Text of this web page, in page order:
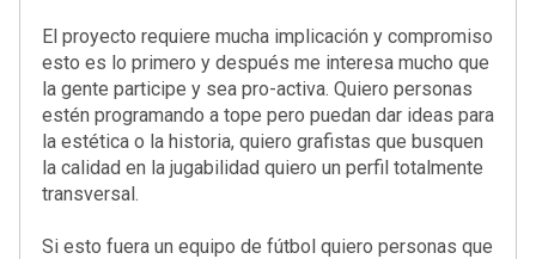
El proyecto requiere mucha implicación y compromiso
esto es lo primero y después me interesa mucho que
la gente participe y sea pro-activa. Quiero personas
estén programando a tope pero puedan dar ideas para
la estética o la historia, quiero grafistas que busquen
la calidad en la jugabilidad quiero un perfil totalmente
transversal.
Si esto fuera un equipo de fútbol quiero personas que